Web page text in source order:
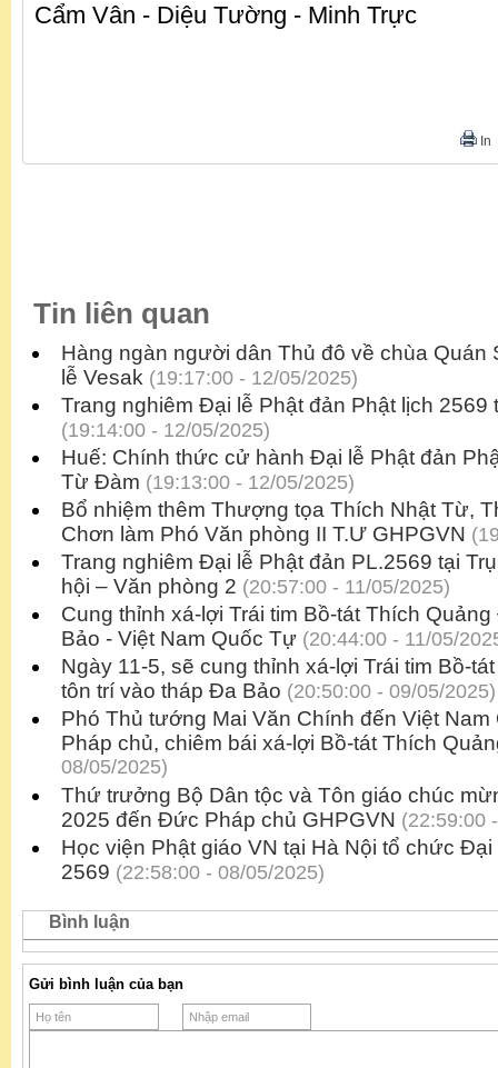
Cẩm Vân - Diệu Tường - Minh Trực
In
Tin liên quan
Hàng ngàn người dân Thủ đô về chùa Quán
lễ Vesak (19:17:00 - 12/05/2025)
Trang nghiêm Đại lễ Phật đản Phật lịch 2569
(19:14:00 - 12/05/2025)
Huế: Chính thức cử hành Đại lễ Phật đản
Từ Đàm (19:13:00 - 12/05/2025)
Bổ nhiệm thêm Thượng tọa Thích Nhật Từ,
Chơn làm Phó Văn phòng II T.Ư GHPGVN
Trang nghiêm Đại lễ Phật đản PL.2569 tại
hội – Văn phòng 2 (20:57:00 - 11/05/2025)
Cung thỉnh xá-lợi Trái tim Bồ-tát Thích
Bảo - Việt Nam Quốc Tự (20:44:00 - 11/05/
Ngày 11-5, sẽ cung thỉnh xá-lợi Trái tim Bồ-
tôn trí vào tháp Đa Bảo (20:50:00 - 09/05/2025)
Phó Thủ tướng Mai Văn Chính đến Việt
Pháp chủ, chiêm bái xá-lợi Bồ-tát Thích
08/05/2025)
Thứ trưởng Bộ Dân tộc và Tôn giáo chúc
2025 đến Đức Pháp chủ GHPGVN (22:59:00
Học viện Phật giáo VN tại Hà Nội tổ chức
2569 (22:58:00 - 08/05/2025)
Bình luận
Gửi bình luận của bạn